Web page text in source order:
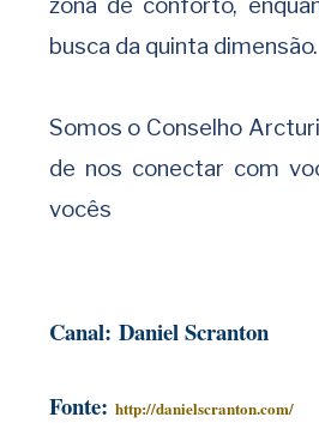
busca da quinta dimensão.
Somos o Conselho
de nos conectar com
vocês
Canal: Daniel Scranton
Fonte: http://danielscranton.com/